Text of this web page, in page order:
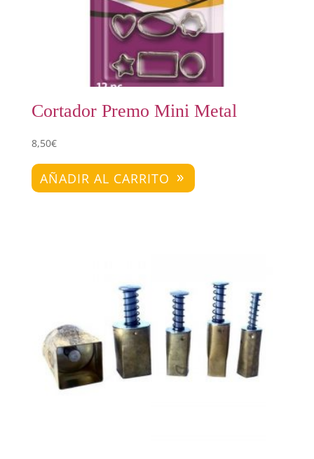
Cortador Premo Mini Metal
8,50€
AÑADIR AL CARRITO